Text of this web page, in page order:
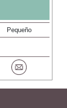
Pequeño